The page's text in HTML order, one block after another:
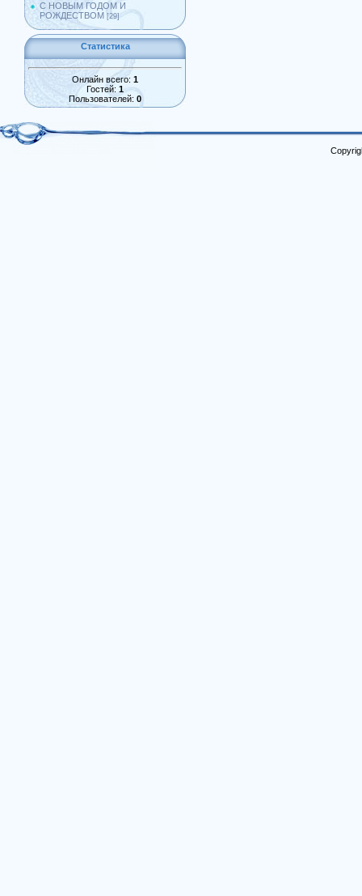
С НОВЫМ ГОДОМ И
РОЖДЕСТВОМ [29]
Статистика
Онлайн всего: 1
Гостей: 1
Пользователей: 0